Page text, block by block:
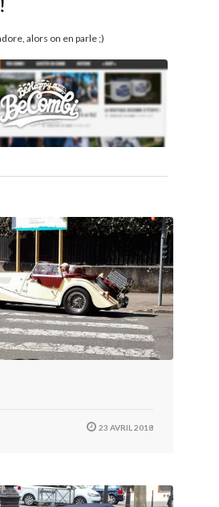
alors on en parle ;)
23 AVRIL 2018